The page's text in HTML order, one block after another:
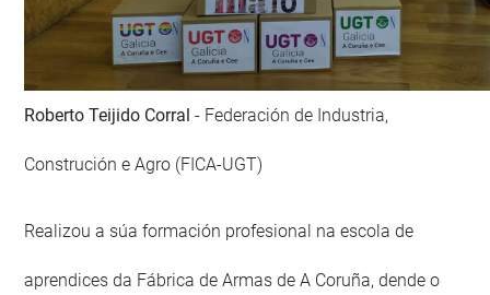
Roberto Teijido Corral - Federación de Industria,
Construción e Agro (FICA-UGT)
Realizou a súa formación profesional na escola de
aprendices da Fábrica de Armas de A Coruña, dende o